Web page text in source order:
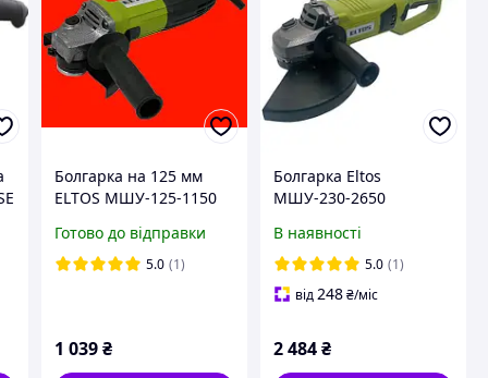
Болгарка на 125 мм
ELTOS МШУ-125-1150
Готово до відправки
5.0 (1)
1 039 ₴
Болгарка Eltos
МШУ-230-2650
В наявності
5.0 (1)
від248₴/міс
2 484₴